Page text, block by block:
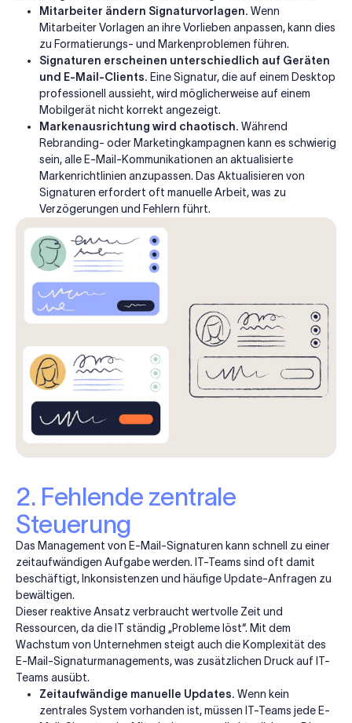
Mitarbeiter ändern Signaturvorlagen. Wenn
Mitarbeiter Vorlagen an ihre Vorlieben anpassen, kann dies
zu Formatierungs- und Markenproblemen führen.
Signaturen erscheinen unterschiedlich auf Geräten
und E-Mail-Clients. Eine Signatur, die auf einem Desktop
professionell aussieht, wird möglicherweise auf einem
Mobilgerät nicht korrekt angezeigt.
Markenausrichtung wird chaotisch. Während
Rebranding- oder Marketingkampagnen kann es schwierig
sein, alle E-Mail-Kommunikationen an aktualisierte
Markenrichtlinien anzupassen. Das Aktualisieren von
Signaturen erfordert oft manuelle Arbeit, was zu
Verzögerungen und Fehlern führt.
2. Fehlende zentrale
Steuerung
Das Management von E-Mail-Signaturen kann schnell zu einer
zeitaufwändigen Aufgabe werden. IT-Teams sind oft damit
beschäftigt, Inkonsistenzen und häufige Update-Anfragen zu
bewältigen.
Dieser reaktive Ansatz verbraucht wertvolle Zeit und
Ressourcen, da die IT ständig „Probleme löst“. Mit dem
Wachstum von Unternehmen steigt auch die Komplexität des
E-Mail-Signaturmanagements, was zusätzlichen Druck auf IT-
Teams ausübt.
Zeitaufwändige manuelle Updates. Wenn kein
zentrales System vorhanden ist, müssen IT-Teams jede E-